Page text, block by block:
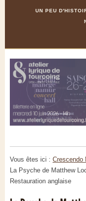
UN PEU
Vous êtes ici : Crescendo
La Psyche de Matthew
Restauration anglaise